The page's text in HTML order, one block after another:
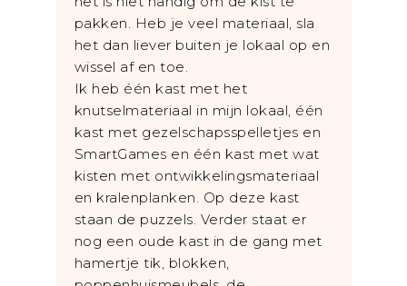
pakken. Heb je veel materiaal, sla
het dan liever buiten je lokaal op en
wissel af en toe.
Ik heb één kast met het
knutselmateriaal in mijn lokaal, één
kast met gezelschapsspelletjes en
SmartGames en één kast met wat
kisten met ontwikkelingsmateriaal
en kralenplanken. Op deze kast
staan de puzzels. Verder staat er
nog een oude kast in de gang met
hamertje tik, blokken,